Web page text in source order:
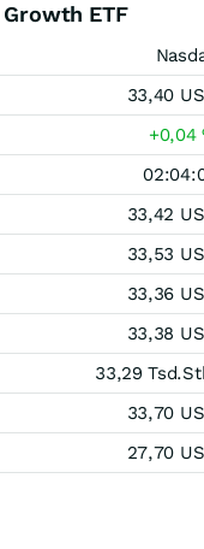
ETF
33,40
+0,04
33,42
33,53
33,36
33,38
33,29 Tsd.
33,70
27,70